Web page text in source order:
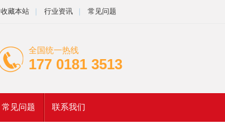
收藏本站 行业资讯 常见问题
全国统一热线
177 0181 3513
常见问题 联系我们